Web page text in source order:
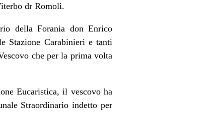
dr Romoli.
della Forania don Enrico
Stazione Carabinieri e tanti
che per la prima volta
Eucaristica, il vescovo ha
Straordinario indetto per